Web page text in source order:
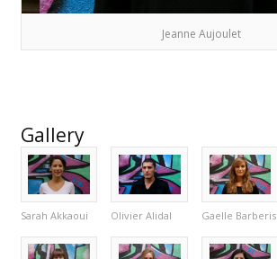
Jeanne Aujoulet
Gallery
Sarah Akkaoui Olivier Alidal Gaelle Barberis